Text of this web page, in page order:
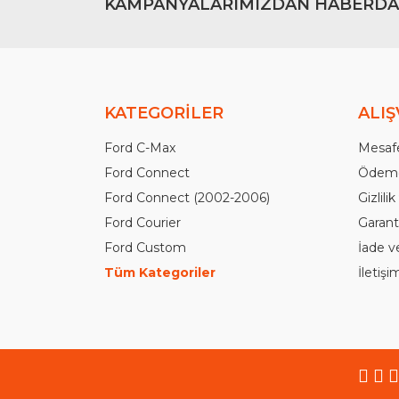
KAMPANYALARIMIZDAN
KATEGORİLER
Ford C-Max
Ford Connect
Ford Connect (2002-2006)
Ford Courier
Ford Custom
Tüm Kategoriler
İade